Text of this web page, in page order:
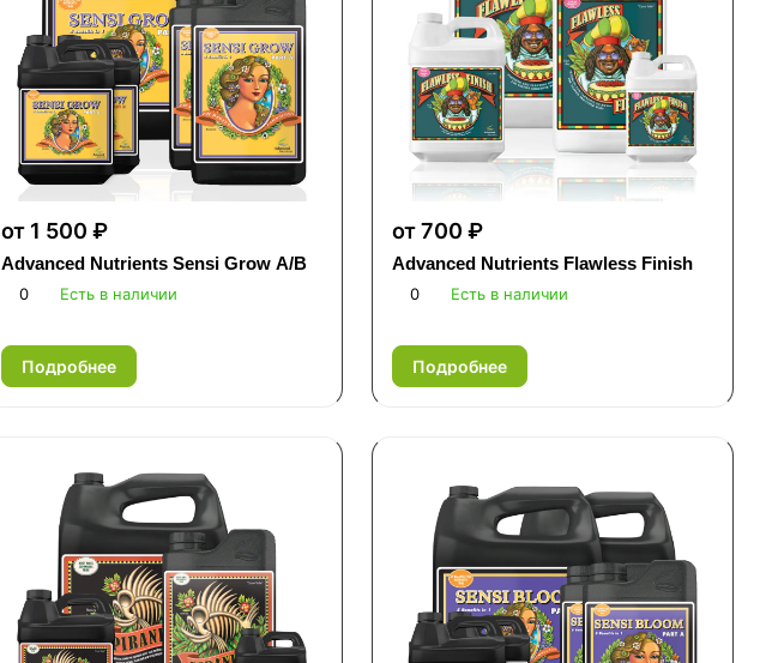
от 1 500 ₽
Advanced Nutrients Sensi Grow A/B
0 Есть в наличии
Подробнее
от 700 ₽
Advanced Nutrients Flawless Finish
0 Есть в наличии
Подробнее